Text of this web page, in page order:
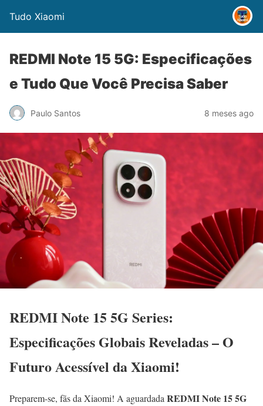
Tudo Xiaomi
REDMI Note 15 5G: Especificações
e Tudo Que Você Precisa Saber
Paulo Santos 8 meses ago
REDMI Note 15 5G Series:
Especificações Globais Reveladas – O
Futuro Acessível da Xiaomi!
Preparem-se, fãs da Xiaomi! A aguardadaREDMI Note 15 5G